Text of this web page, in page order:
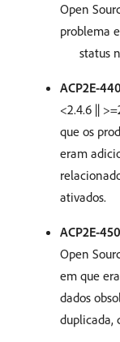
Open
problema
status
ACP2E-
<2.4.6 ||
que os
eram
ativados.
ACP2E-
Open
em que
dados
duplicada,